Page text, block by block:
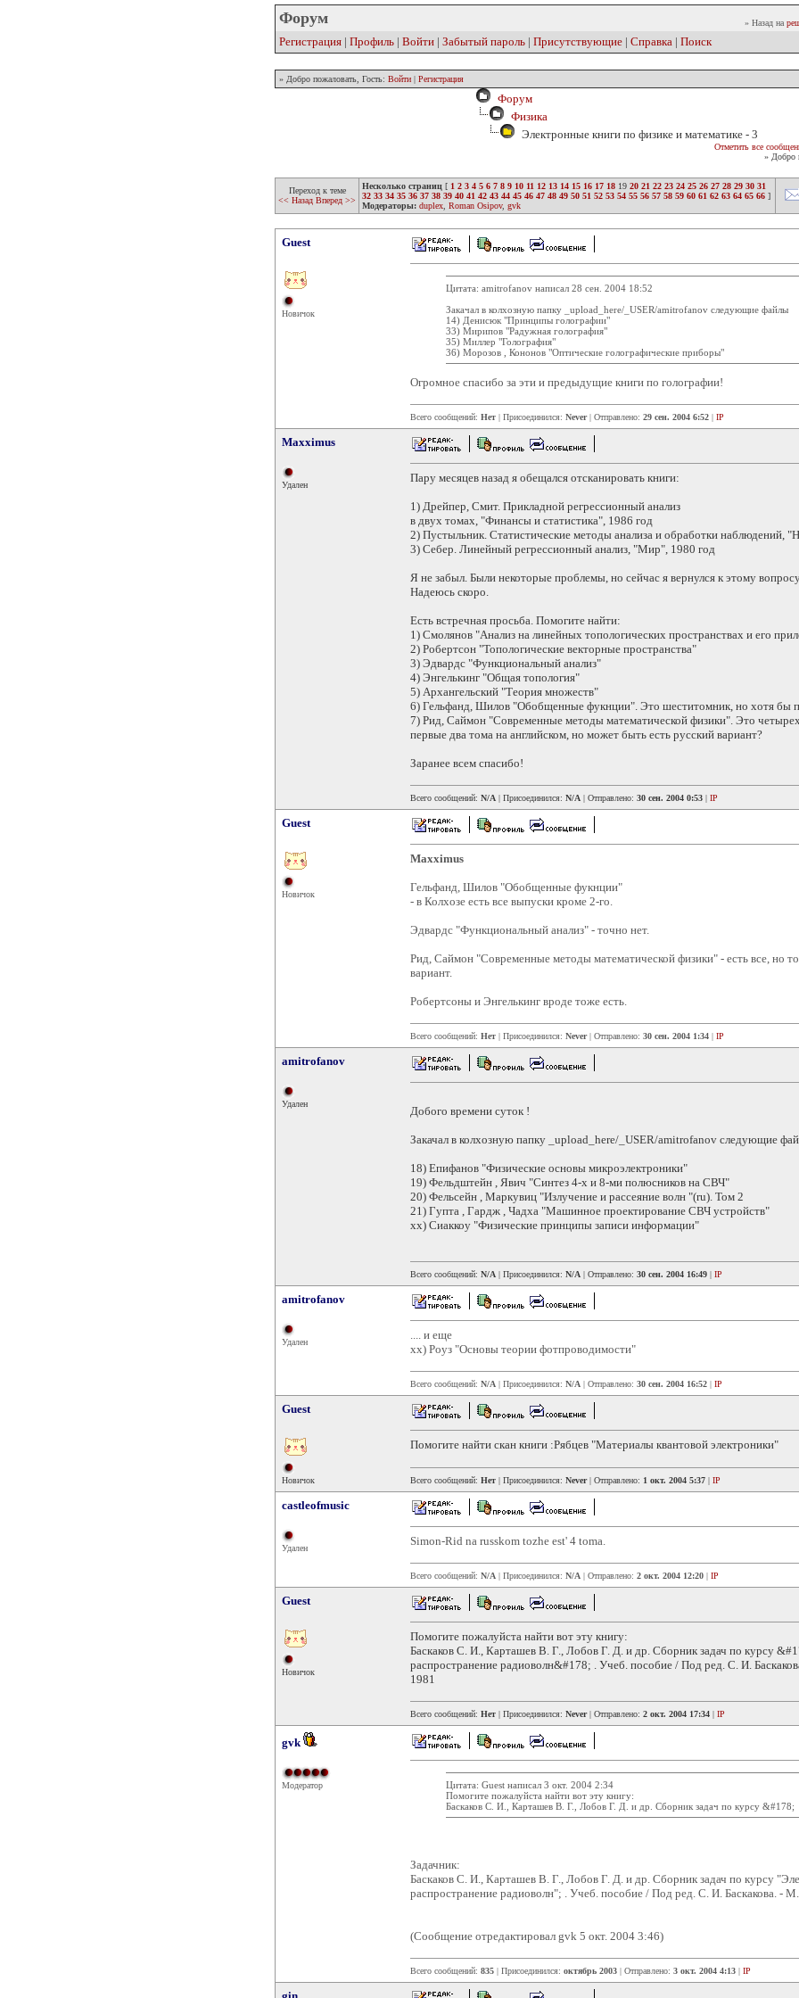
Форум » Назад на
Регистрация | Профиль | Войти | Забытый пароль | Присутствующие | Справка | Поиск
» Добро пожаловать, Гость: Войти | Регистрация
Форум
Физика
Электронные книги по физике и математике - 3
Отметить все
» Добро
Переход к теме
<< Назад Вперед >>
Несколько страниц [ 1 2 3 4 5 6 7 8 9 10 11 12 13 14 15 16 17 18 19 20 21 22 23 24 25 26 27 28 29 30 31
32 33 34 35 36 37 38 39 40 41 42 43 44 45 46 47 48 49 50 51 52 53 54 55 56 57 58 59 60 61 62 63 64 65 66 ]
Модераторы: duplex Roman Osipov, gvk
Guest
Новичок
Цитата: amitrofanov написал 28 сен. 2004 18:52
Закачал в колхозную папку _upload_here/_USER/amitrofanov следующие файлы
14) Денисюк "Принципы голографии"
33) Мирипов "Радужная голография"
35) Миллер "Голография"
36) Морозов , Кононов "Оптические голографические приборы"
Огромное спасибо за эти и предыдущие книги по голографии!
Всего сообщений: Нет | Присоединился: Never| Отправлено: 29 сен. 2004 6:52 | IP
Maxximus
Удален
Пару месяцев назад я обещался отсканировать книги:
1) Дрейпер, Смит. Прикладной регрессионный анализ
в двух томах, "Финансы и статистика", 1986 год
2) Пустыльник. Статистические методы анализа и обработки наблюдений,
3) Себер. Линейный регрессионный анализ, "Мир", 1980 год
Я не забыл. Были некоторые проблемы, но сейчас я вернулся к этому
Надеюсь скоро.
Есть встречная просьба. Помогите найти:
1) Смолянов "Анализ на линейных топологических пространствах и его
2) Робертсон "Топологические векторные пространства"
3) Эдвардс "Функциональный анализ"
4) Энгелькинг "Общая топология"
5) Архангельский "Теория множеств"
6) Гельфанд, Шилов "Обобщенные фукнции". Это шеститомник, но хотя бы
7) Рид, Саймон "Современные методы математической физики". Это
первые два тома на английском, но может быть есть русский вариант?
Заранее всем спасибо!
Всего сообщений: N/A | Присоединился: N/A | Отправлено: 30 сен. 2004 0:53 | IP
Guest
Новичок
Maxximus
Гельфанд, Шилов "Обобщенные фукнции"
- в Колхозе есть все выпуски кроме 2-го.
Эдвардс "Функциональный анализ" - точно нет.
Рид, Саймон "Современные методы математической физики" - есть все, но
вариант.
Робертсоны и Энгелькинг вроде тоже есть.
Всего сообщений: Нет | Присоединился: Never| Отправлено: 30 сен. 2004 1:34 | IP
amitrofanov
Удален
Добого времени суток !
Закачал в колхозную папку _upload_here/_USER/amitrofanov следующие
18) Епифанов "Физические основы микроэлектроники"
19) Фельдштейн , Явич "Синтез 4-х и 8-ми полюсников на СВЧ"
20) Фельсейн , Маркувиц "Излучение и рассеяние волн "(ru). Том 2
21) Гупта , Гардж , Чадха "Машинное проектирование СВЧ устройств"
xx) Сиаккоу "Физические принципы записи информации"
Всего сообщений: N/A | Присоединился: N/A | Отправлено: 30 сен. 2004 16:49 | IP
amitrofanov
Удален
.... и еще
хх) Роуз "Основы теории фотпроводимости"
Всего сообщений: N/A | Присоединился: N/A | Отправлено: 30 сен. 2004 16:52 | IP
Guest
Новичок
Помогите найти скан книги :Рябцев "Материалы квантовой электроники"
Всего сообщений: Нет | Присоединился: Never| Отправлено: 1 окт. 2004 5:37 | IP
castleofmusic
Удален
Simon-Rid na russkom tozhe est' 4 toma.
Всего сообщений: N/A | Присоединился: N/A | Отправлено: 2 окт. 2004 12:20 | IP
Guest
Новичок
Помогите пожалуйста найти вот эту книгу:
Баскаков С. И., Карташев В. Г., Лобов Г. Д. и др. Сборник задач по курсу
распространение радиоволн&#178; . Учеб. пособие / Под ред. С. И.
1981
Всего сообщений: Нет | Присоединился: Never| Отправлено: 2 окт. 2004 17:34 | IP
gvk
Модератор
Цитата: Guest написал 3 окт. 2004 2:34
Помогите пожалуйста найти вот эту книгу:
Баскаков С. И., Карташев В. Г., Лобов Г. Д. и др. Сборник задач по курсу &#178;
Задачник:
Баскаков С. И., Карташев В. Г., Лобов Г. Д. и др. Сборник задач по курсу
распространение радиоволн"; . Учеб. пособие / Под ред. С. И. Баскакова. -
(Сообщение отредактировал gvk 5 окт. 2004 3:46)
Всего сообщений: 835 | Присоединился: октябрь 2003 | Отправлено: 3 окт. 2004 4:13 | IP